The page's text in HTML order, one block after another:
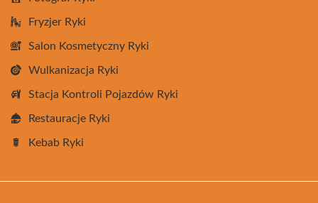
Fryzjer Ryki
Salon Kosmetyczny Ryki
Wulkanizacja Ryki
Stacja Kontroli Pojazdów Ryki
Restauracje Ryki
Kebab Ryki